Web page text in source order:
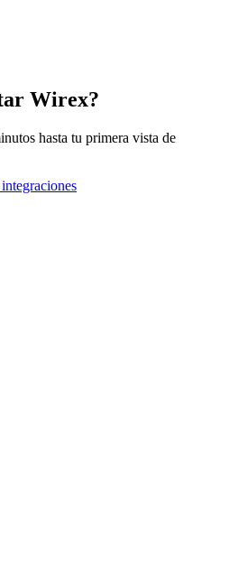
Wirex?
hasta tu primera vista de